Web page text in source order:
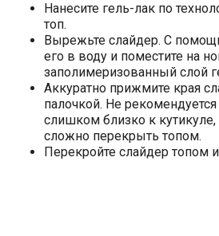
Нанесите гель-лак по
топ.
Вырежьте слайдер. С
его в воду и поместите на
заполимеризованный слой
Аккуратно прижмите края
палочкой. Не
слишком близко к кутикуле,
сложно перекрыть топом.
Перекройте слайдер топом